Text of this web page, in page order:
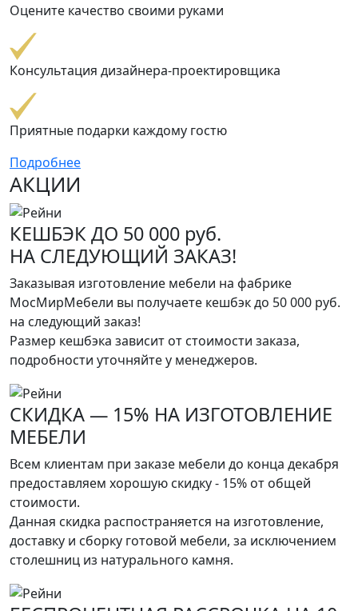
Оцените качество своими руками
Консультация дизайнера-проектировщика
Приятные подарки каждому гостю
Подробнее
АКЦИИ
КЕШБЭК ДО 50 000 руб.
НА СЛЕДУЮЩИЙ ЗАКАЗ!
Заказывая изготовление мебели на фабрике
МосМирМебели вы получаете кешбэк до 50 000 руб.
на следующий заказ!
Размер кешбэка зависит от стоимости заказа,
подробности уточняйте у менеджеров.
СКИДКА — 15% НА ИЗГОТОВЛЕНИЕ
МЕБЕЛИ
Всем клиентам при заказе мебели до конца декабря
предоставляем хорошую скидку - 15% от общей
стоимости.
Данная скидка распостраняется на изготовление,
доставку и сборку готовой мебели, за исключением
столешниц из натурального камня.